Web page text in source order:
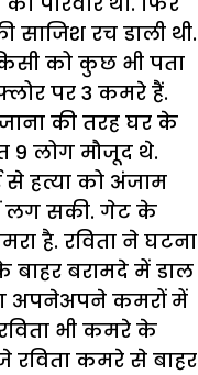
साजिश रच डाली थी.
को कुछ भी पता
पर 3 कमरे हैं.
की तरह घर के
9 लोग मौजूद थे.
हत्या को अंजाम
लग सकी. गेट के
है. रविता ने घटना
बाहर बरामदे में डाल
अपनेअपने कमरों में
भी कमरे के
रविता कमरे से बाहर